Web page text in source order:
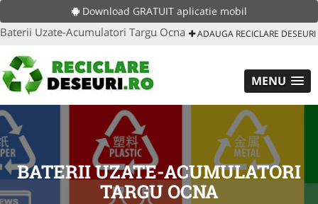
Download GRATUIT aplicatie mobil
Baterii Uzate-Acumulatori Targu Ocna ADAUGA RECICLARE DESEURI
MENU
BATERII UZATE-ACUMULATORI
TARGU OCNA